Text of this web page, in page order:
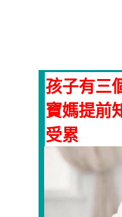
孩子有三
寶媽提前
受累